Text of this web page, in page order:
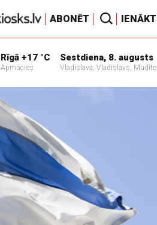
ABONĒT IENĀKT
Rīgā +17 °C
Apmācies
Sestdiena, 8. augusts
Vladislava, Vladislavs, Mudīte